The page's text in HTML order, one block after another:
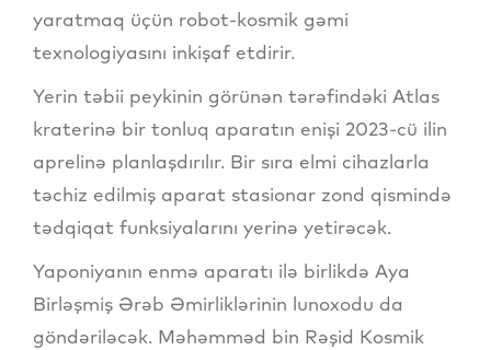
yaratmaq üçün robot-kosmik gəmi
texnologiyasını inkişaf etdirir.
Yerin təbii peykinin görünən tərəfindəki Atlas
kraterinə bir tonluq aparatın enişi 2023-cü ilin
aprelinə planlaşdırılır. Bir sıra elmi cihazlarla
təchiz edilmiş aparat stasionar zond qismində
tədqiqat funksiyalarını yerinə yetirəcək.
Yaponiyanın enmə aparatı ilə birlikdə Aya
Birləşmiş Ərəb Əmirliklərinin lunoxodu da
göndəriləcək. Məhəmməd bin Rəşid Kosmik